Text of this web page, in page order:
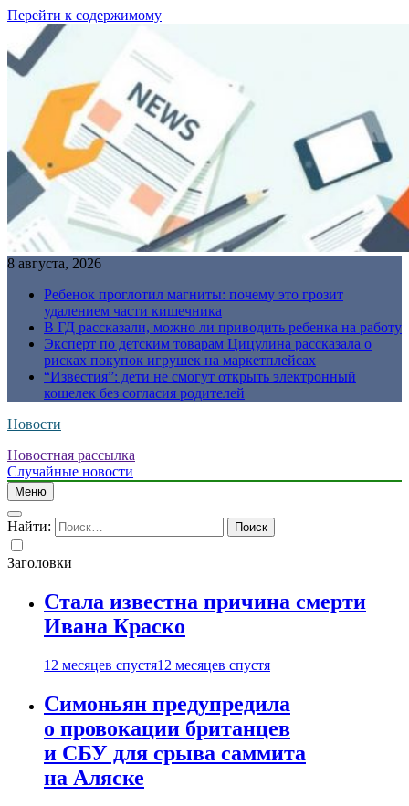
Перейти к содержимому
8 августа, 2026
Ребенок проглотил магниты: почему это грозит
удалением части кишечника
В ГД рассказали, можно ли приводить ребенка на работу
Эксперт по детским товарам Цицулина рассказала о
рисках покупок игрушек на маркетплейсах
“Известия”: дети не смогут открыть электронный
кошелек без согласия родителей
Новости
Новостная рассылка
Случайные новости
Меню
Найти:
Заголовки
Стала известна причина смерти
Ивана Краско
12 месяцев спустя12 месяцев спустя
Симоньян предупредила
о провокации британцев
и СБУ для срыва саммита
на Аляске